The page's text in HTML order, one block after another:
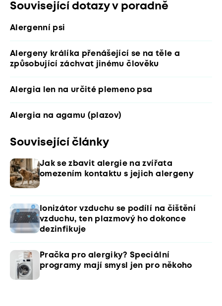
Související dotazy v poradně
Alergenní psi
Alergeny králíka přenášející se na těle a
způsobující záchvat jinému člověku
Alergia len na určité plemeno psa
Alergia na agamu (plazov)
Související články
Jak se zbavit alergie na zvířata
omezením kontaktu s jejich alergeny
Ionizátor vzduchu se podílí na čištění
vzduchu, ten plazmový ho dokonce
dezinfikuje
Pračka pro alergiky? Speciální
programy mají smysl jen pro někoho